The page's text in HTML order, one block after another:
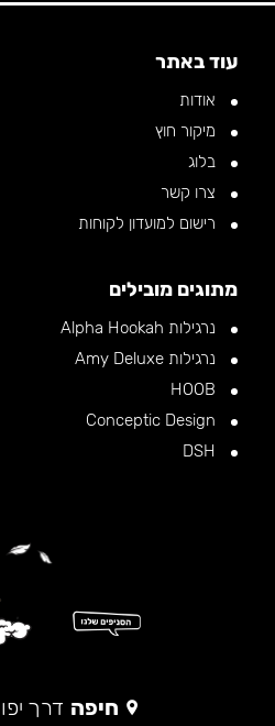
עוד באתר
אודות
מיקור חוץ
בלוג
צרו קשר
רישום למועדון לקוחות
מתוגים מובילים
נרגילות Alpha Hookah
נרגילות Amy Deluxe
חיפה דרך יפו 33